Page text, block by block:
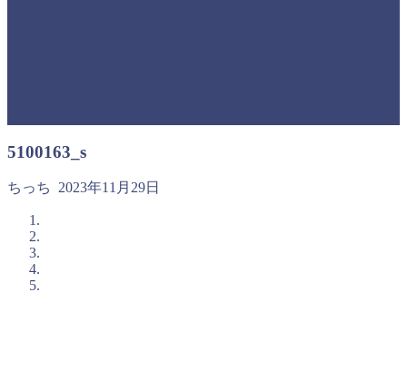
5100163_s
ちっち 2023年11月29日